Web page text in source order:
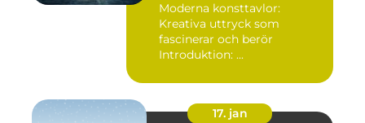
Moderna konsttavlor:
Kreativa uttryck som
fascinerar och berör
Introduktion: ...
17. jan